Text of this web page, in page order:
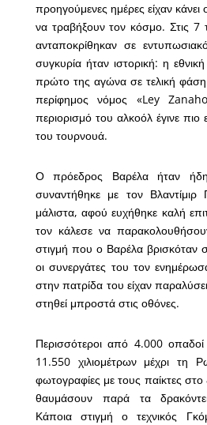
προηγούμενες ημέρες είχαν
να τραβήξουν τον κόσμο. Στις 7
ανταποκρίθηκαν σε
συγκυρία ήταν ιστορική: η
πρώτο της αγώνα σε τελική
περίφημος νόμος «Ley
περιορισμό του αλκοόλ έγινε πιο
του τουρνουά.
Ο πρόεδρος Βαρέλα ήταν
συναντήθηκε με τον Βλαντίμιρ
μάλιστα, αφού ευχήθηκε καλή
τον κάλεσε να
στιγμή που ο Βαρέλα βρισκόταν
οι συνεργάτες του τον
στην πατρίδα του είχαν
στηθεί μπροστά στις οθόνες.
Περισσότεροι από 4.000
11.550 χιλιομέτρων μέχρι τη
φωτογραφίες με τους παίκτες στο
θαυμάσουν παρά τα
Κάποια στιγμή ο τεχνικός